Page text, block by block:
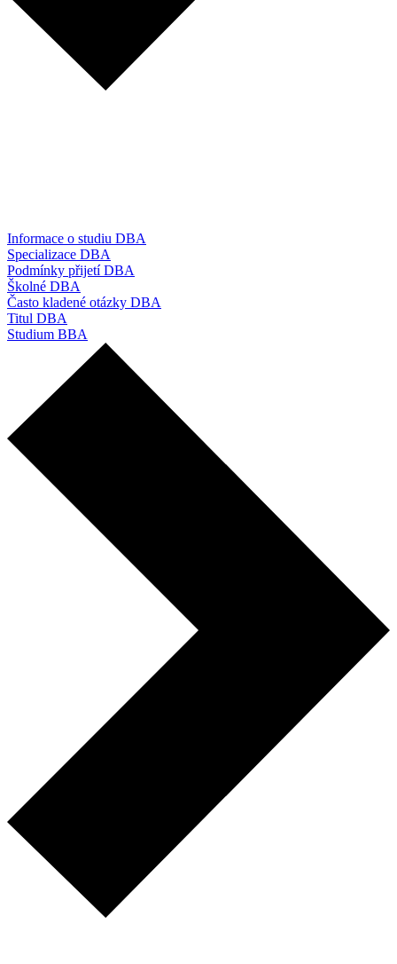
Informace o studiu DBA
Specializace DBA
Podmínky přijetí DBA
Školné DBA
Často kladené otázky DBA
Titul DBA
Studium BBA